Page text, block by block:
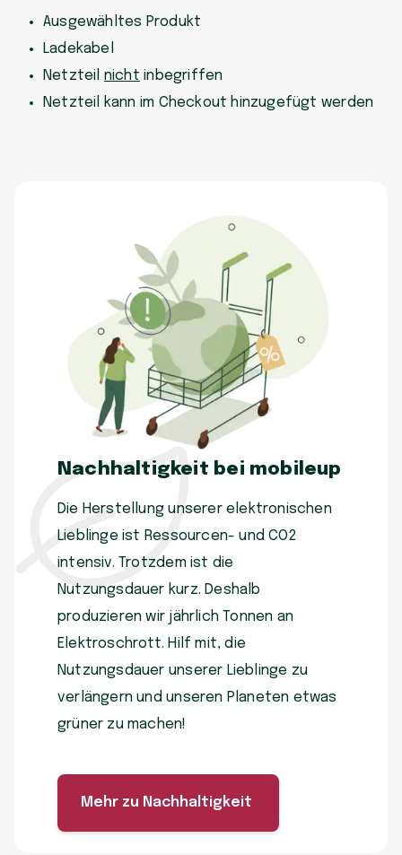
Ausgewähltes Produkt
Ladekabel
Netzteil nicht inbegriffen
Netzteil kann im Checkout hinzugefügt werden
Nachhaltigkeit bei mobileup
Die Herstellung unserer elektronischen
Lieblinge ist Ressourcen- und CO2
intensiv. Trotzdem ist die
Nutzungsdauer kurz. Deshalb
produzieren wir jährlich Tonnen an
Elektroschrott. Hilf mit, die
Nutzungsdauer unserer Lieblinge zu
verlängern und unseren Planeten etwas
grüner zu machen!
Mehr zu Nachhaltigkeit